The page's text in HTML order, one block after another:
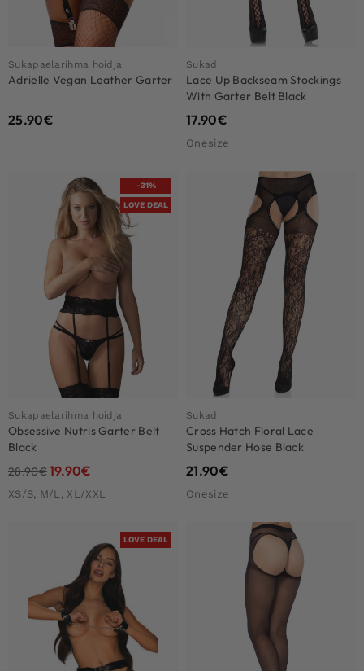
Sukapaelarihma hoidja
Adrielle Vegan Leather Garter
25.90€
Sukad
Lace Up Backseam Stockings
With Garter Belt Black
17.90€
Onesize
-31%
LOVE DEAL
Sukapaelarihma hoidja
Obsessive Nutris Garter Belt
Black
28.90€19.90€
XS/S, M/L, XL/XXL
Sukad
Cross Hatch Floral Lace
Suspender Hose Black
21.90€
Onesize
LOVE DEAL